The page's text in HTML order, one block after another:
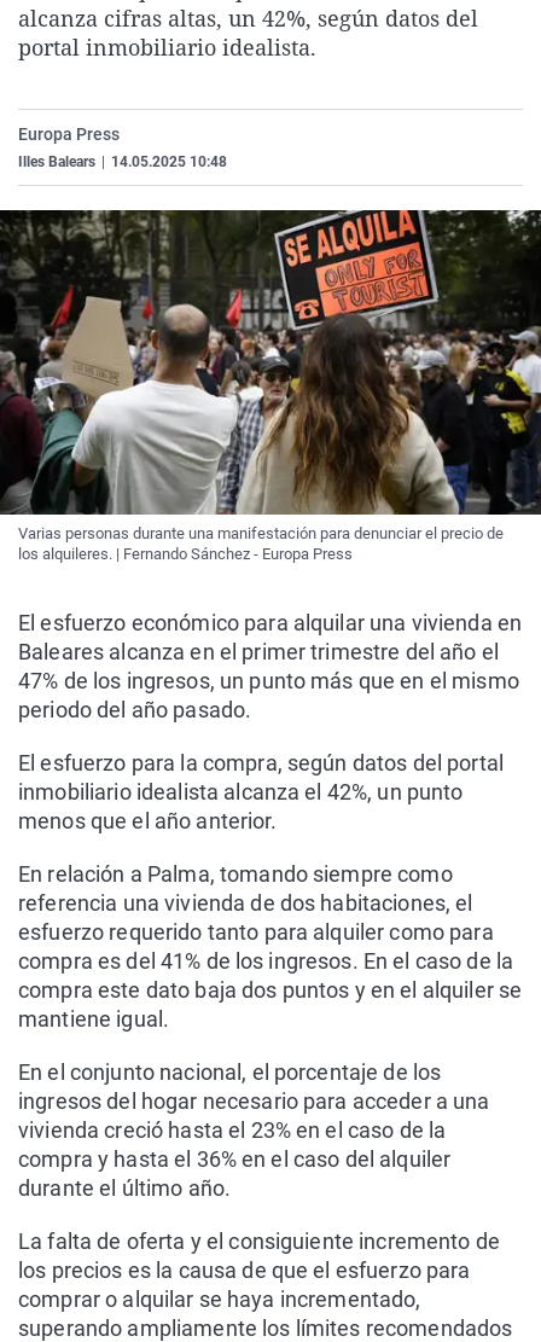
La rosa de los vientos
Como el perro y el
Caso
Equipo de
Extremadura
La Rioja
País Vasco
Virales
Elecciones
alcanza cifras altas, un 42%, según datos del
portal inmobiliario idealista.
Europa Press
Illes Balears 14.05.2025 10:48
Varias personas durante una manifestación para denunciar el precio de
los alquileres. | Fernando Sánchez - Europa Press
El esfuerzo económico para alquilar una vivienda en
Baleares alcanza en el primer trimestre del año el
47% de los ingresos, un punto más que en el mismo
periodo del año pasado.
El esfuerzo para la compra, según datos del portal
inmobiliario idealista alcanza el 42%, un punto
menos que el año anterior.
En relación a Palma, tomando siempre como
referencia una vivienda de dos habitaciones, el
esfuerzo requerido tanto para alquiler como para
compra es del 41% de los ingresos. En el caso de la
compra este dato baja dos puntos y en el alquiler se
mantiene igual.
En el conjunto nacional, el porcentaje de los
ingresos del hogar necesario para acceder a una
vivienda creció hasta el 23% en el caso de la
compra y hasta el 36% en el caso del alquiler
durante el último año.
La falta de oferta y el consiguiente incremento de
los precios es la causa de que el esfuerzo para
comprar o alquilar se haya incrementado,
superando ampliamente los límites recomendados